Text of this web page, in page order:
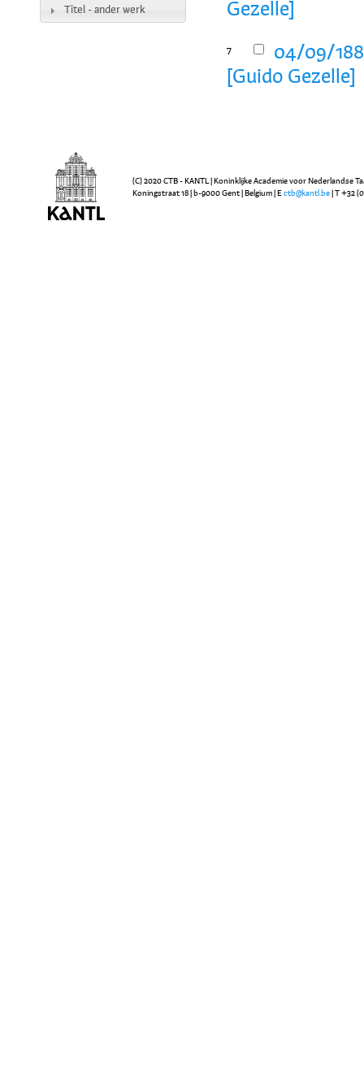
Gezelle]
7
04/09/
[Guido Gezelle]
Titel - ander werk
(C) 2020 CTB - KANTL | Koninklijke Academie voor Nederlandse
Koningstraat 18 | b-9000 Gent | Belgium | E ctb@kantl.be | T +32